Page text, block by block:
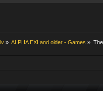
» ALPHA EXI and older - Games »